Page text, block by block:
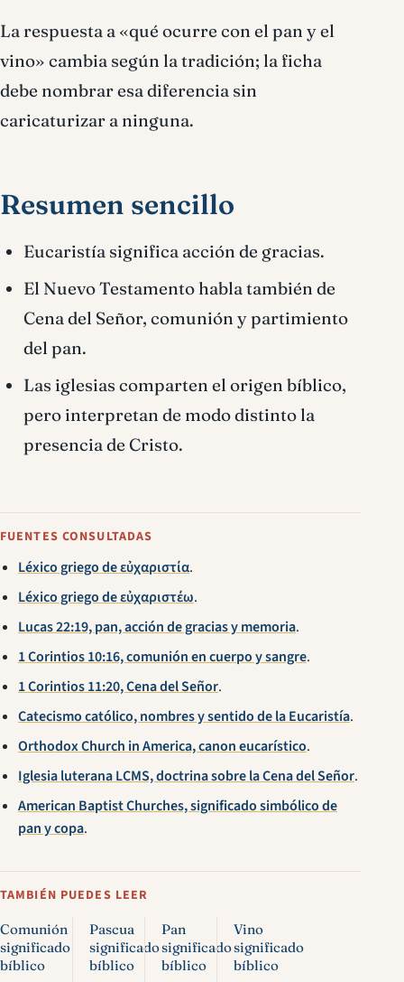
La respuesta a «qué ocurre con el pan y el
vino» cambia según la tradición; la ficha
debe nombrar esa diferencia sin
caricaturizar a ninguna.
Resumen sencillo
Eucaristía significa acción de gracias.
El Nuevo Testamento habla también de
Cena del Señor, comunión y partimiento
del pan.
Las iglesias comparten el origen bíblico,
pero interpretan de modo distinto la
presencia de Cristo.
FUENTES CONSULTADAS
Léxico griego de εὐχαριστία.
Léxico griego de εὐχαριστέω.
Lucas 22:19, pan, acción de gracias y memoria.
1 Corintios 10:16, comunión en cuerpo y sangre.
1 Corintios 11:20, Cena del Señor.
Catecismo católico, nombres y sentido de la Eucaristía.
Orthodox Church in America, canon eucarístico.
Iglesia luterana LCMS, doctrina sobre la Cena del Señor.
American Baptist Churches, significado simbólico de
pan y copa.
TAMBIÉN PUEDES LEER
Comunión
significado
bíblico
Pascua
significado
bíblico
Pan
significado
bíblico
Vino
significado
bíblico